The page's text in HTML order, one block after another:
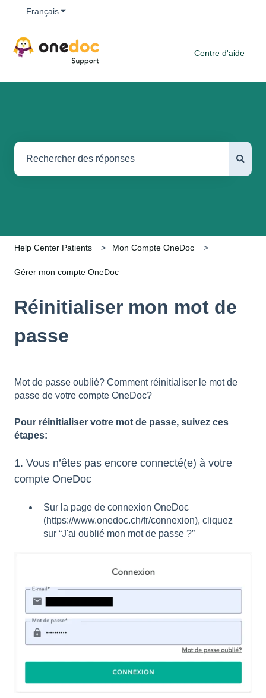
FrançaisAfficher le sous-menu pour les traductions
Centre d'aide
Help Center Patients Mon Compte OneDoc
Gérer mon compte OneDoc
Réinitialiser mon mot de
passe
Mot de passe oublié? Comment réinitialiser le mot de
passe de votre compte OneDoc?
Pour réinitialiser votre mot de passe, suivez ces
étapes:
1. Vous n’êtes pas encore connecté(e) à votre
compte OneDoc
Sur la page de connexion OneDoc
(https://www.onedoc.ch/fr/connexion), cliquez
sur “J'ai oublié mon mot de passe ?”